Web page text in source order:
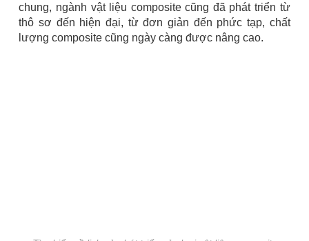
chung, ngành vật liệu composite cũng đã phát triển từ
thô sơ đến hiện đại, từ đơn giản đến phức tạp, chất
lượng composite cũng ngày càng được nâng cao.